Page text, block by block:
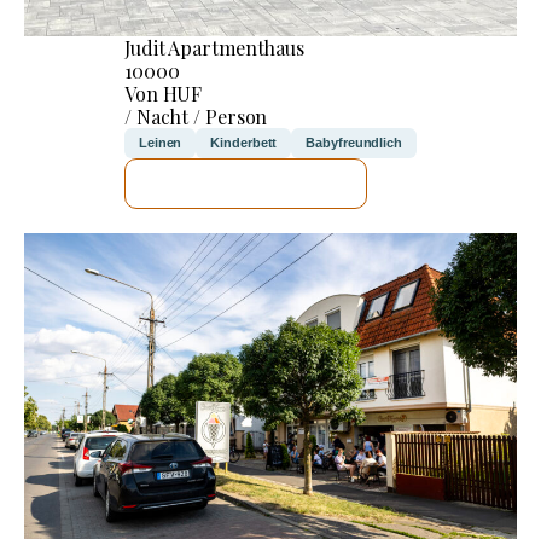
Judit Apartmenthaus
10000
Von HUF
/ Nacht / Person
Leinen Kinderbett Babyfreundlich